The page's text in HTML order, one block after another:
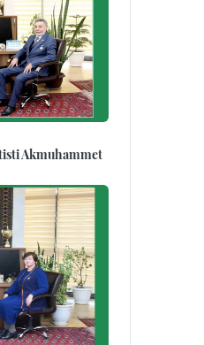
Akmuhammet